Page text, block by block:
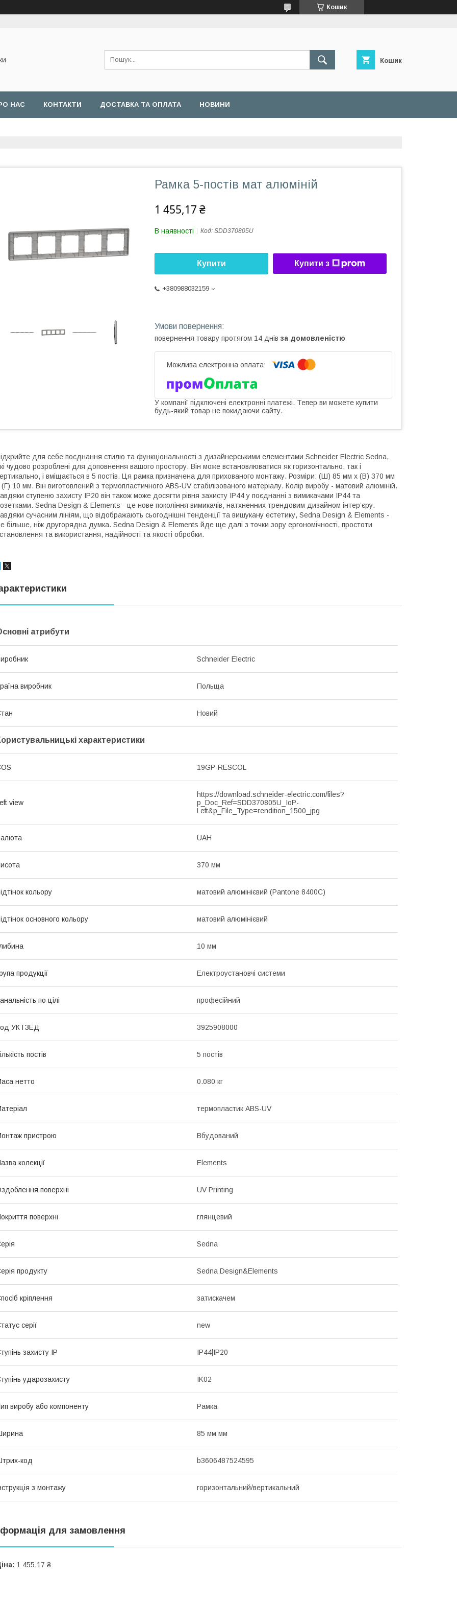
Кошик
Кошик
НАС КОНТАКТИ ДОСТАВКА ТА ОПЛАТА НОВИНИ
Рамка 5-постів мат алюміній
1 455,17 ₴
В наявності Код: SDD370805U
Купити Купити з
+380988032159
повернення товару протягом 14 днів за домовленістю
У компанії підключені електронні платежі. Тепер ви можете купити
будь-який товар не покидаючи сайту.
для себе поєднання стилю та функціональності з дизайнерськими елементами Schneider Electric Sedna,
чудово розроблені для доповнення вашого простору. Він може встановлюватися як горизонтально, так і
і вміщається в 5 постів. Ця рамка призначена для прихованого монтажу. Розміри: (Ш) 85 мм х (В) 370 мм
(Г) 10 мм. Він виготовлений з термопластичного ABS-UV стабілізованого матеріалу. Колір виробу - матовий алюміній.
ступеню захисту IP20 він також може досягти рівня захисту IP44 у поєднанні з вимикачами IP44 та
Sedna Design & Elements - це нове покоління вимикачів, натхненних трендовим дизайном інтер’єру.
сучасним лініям, що відображають сьогоднішні тенденції та вишукану естетику, Sedna Design & Elements -
більше, ніж другорядна думка. Sedna Design & Elements йде ще далі з точки зору ергономічності, простоти
та використання, надійності та якості обробки.
атрибути
Schneider Electric
виробник Польща
Новий
характеристики
19GP-RESCOL
view
https://download.schneider-electric.com/files?
p_Doc_Ref=SDD370805U_IoP-
Left&p_File_Type=rendition_1500_jpg
UAH
370 мм
кольору матовий алюмінієвий (Pantone 8400C)
основного кольору матовий алюмінієвий
10 мм
продукції Електроустановчі системи
по цілі професійний
УКТЗЕД 3925908000
постів 5 постів
нетто 0.080 кг
термопластик ABS-UV
пристрою Вбудований
колекції Elements
поверхні UV Printing
поверхні глянцевий
Sedna
продукту Sedna Design&Elements
кріплення затискачем
серії new
захисту IP IP44|IP20
ударозахисту IK02
виробу або компоненту Рамка
85 мм мм
код b3606487524595
з монтажу горизонтальний/вертикальний
для замовлення
1 455,17 ₴